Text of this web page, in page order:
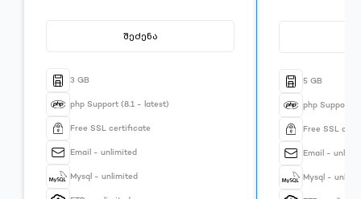
შეძენა
3 GB
php Support (8.1 - latest)
Free SSL certificate
Email - unlimited
Mysql - unlimited
5 GB
php Support
Free SSL
Email -
Mysql -